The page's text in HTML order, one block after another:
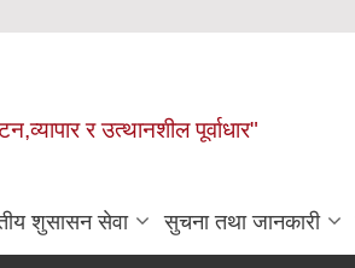
र उत्थानशील पूर्वाधार"
शुसासन सेवा सुचना तथा जानकारी